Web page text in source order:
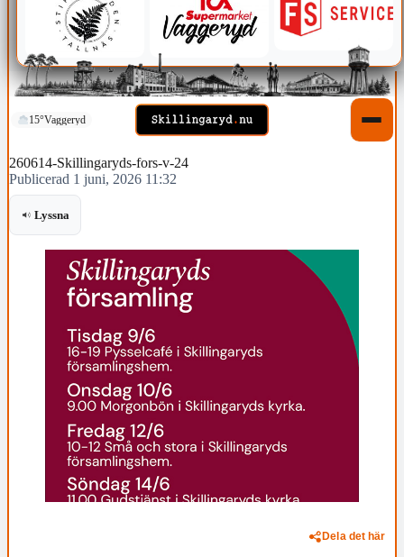
15°Vaggeryd
260614-Skillingaryds-fors-v-24
Publicerad 1 juni, 2026 11:32
Lyssna
Dela det här